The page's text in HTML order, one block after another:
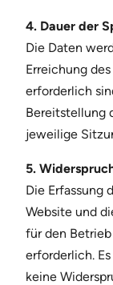
4. Dauer der
Die Daten
Erreichung
erforderlich
Bereitstellung
jeweilige
5.
Die Erfassung
Website und
für den
erforderlich.
keine